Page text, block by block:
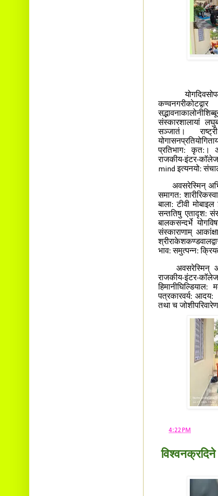
संस्कारशालायां
सञ्जातं।
प्रतिभाग: कृत:।
राजकीय-इंटर-
mind इत्यनयो:
अवसरेस्मिन्
समागत:
बाला: टीवी
सन्ततिषु एतादृश:
बालकसन्दर्भे
संस्काराणाम्
भाव: समुत्पन्न:
अवसरेस्मिन्
राजकीय-इंटर-
पत्रकारवर्य: आदय:
तथा च
4:22 PM
विश्वनक्रदिने